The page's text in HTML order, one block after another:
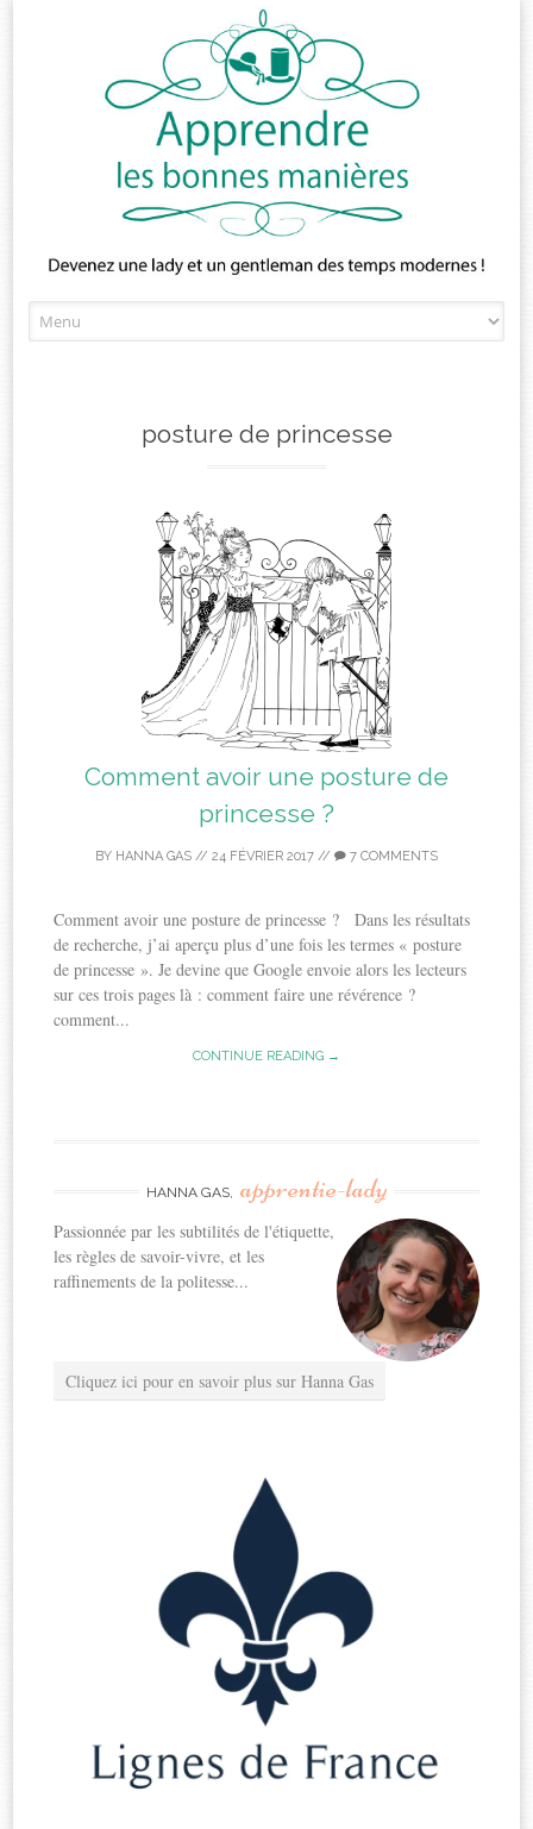
to
posture de princesse
Comment avoir une posture de
princesse ?
BY HANNA GAS // 24 FÉVRIER 2017 // 7 COMMENTS
Comment avoir une posture de princesse ? Dans les résultats
de recherche, j’ai aperçu plus d’une fois les termes « posture
de princesse ». Je devine que Google envoie alors les lecteurs
sur ces trois pages là : comment faire une révérence ?
comment...
CONTINUE READING →
HANNA GAS, apprentie-lady
Passionnée par les subtilités de l'étiquette,
les règles de savoir-vivre, et les
raffinements de la politesse...
Cliquez ici pour en savoir plus sur Hanna Gas